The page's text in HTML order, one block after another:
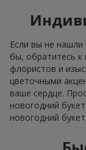
Если вы не
бы, обратитесь
флористов и
цветочными
ваше сердце.
новогодний
новогодний